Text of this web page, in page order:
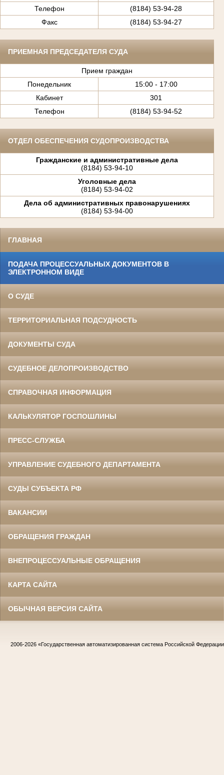
Телефон
(8184) 53-94-28
Факс
(8184) 53-94-27
ПРИЕМНАЯ ПРЕДСЕДАТЕЛЯ СУДА
Прием граждан
Понедельник
15:00 - 17:00
Кабинет
301
Телефон
(8184) 53-94-52
ОТДЕЛ ОБЕСПЕЧЕНИЯ СУДОПРОИЗВОДСТВА
Гражданские и административные дела
(8184) 53-94-10
Уголовные дела
(8184) 53-94-02
Дела об административных правонарушениях
(8184) 53-94-00
ГЛАВНАЯ
ПОДАЧА ПРОЦЕССУАЛЬНЫХ ДОКУМЕНТОВ В
ЭЛЕКТРОННОМ ВИДЕ
О СУДЕ
ТЕРРИТОРИАЛЬНАЯ ПОДСУДНОСТЬ
ДОКУМЕНТЫ СУДА
СУДЕБНОЕ ДЕЛОПРОИЗВОДСТВО
СПРАВОЧНАЯ ИНФОРМАЦИЯ
КАЛЬКУЛЯТОР ГОСПОШЛИНЫ
ПРЕСС-СЛУЖБА
УПРАВЛЕНИЕ СУДЕБНОГО ДЕПАРТАМЕНТА
СУДЫ СУБЪЕКТА РФ
ВАКАНСИИ
ОБРАЩЕНИЯ ГРАЖДАН
ВНЕПРОЦЕССУАЛЬНЫЕ ОБРАЩЕНИЯ
КАРТА САЙТА
ОБЫЧНАЯ ВЕРСИЯ САЙТА
2006-2026 «Государственная автоматизированная система Российской